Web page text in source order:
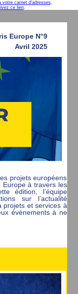
votre carnet d'adresses.
ce lien.
Europe N°9
Avril 2025
projets européens
Europe à travers les
édition, l’équipe
sur l’actualité
projets et services à
évènements à ne